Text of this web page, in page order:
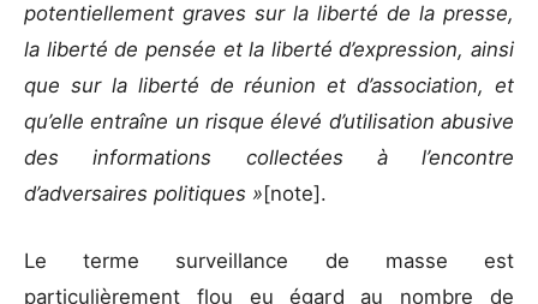
potentiellement graves sur la liberté de la presse,
la liberté de pensée et la liberté d’expression, ainsi
que sur la liberté de réunion et d’association, et
qu’elle entraîne un risque élevé d’utilisation abusive
des informations collectées à l’encontre
d’adversaires politiques »[note].
Le terme surveillance de masse est
particulièrement flou eu égard au nombre de